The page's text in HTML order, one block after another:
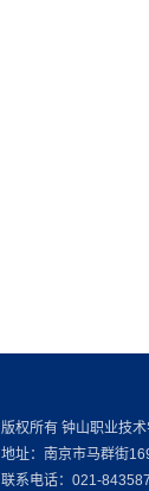
版权所有 钟山职业技
地址：南京市马群街
联系电话：021-